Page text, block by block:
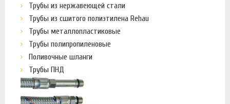
Трубы из нержавеющей стали
Трубы из сшитого полиэтилена Rehau
Трубы металлопластиковые
Трубы полипропиленовые
Поливочные шланги
Трубы ПНД